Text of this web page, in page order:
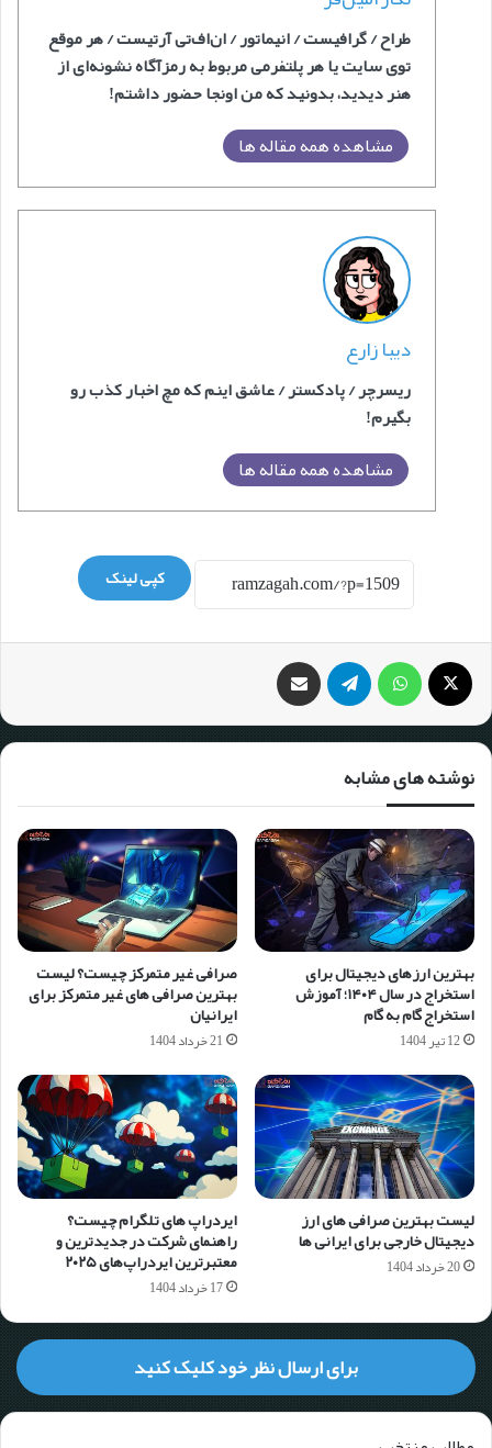
طراح / گرافیست / انیماتور / ان‌اف‌‎تی آرتیست / هر موقع
توی سایت یا هر پلتفرمی مربوط به رمزآگاه نشونه‌ای از
هنر دیدید، بدونید که من اونجا حضور داشتم!
مشاهده همه مقاله ها
دیبا زارع
ریسرچر / پادکستر / عاشق اینم که مچ اخبار کذب رو
بگیرم!
مشاهده همه مقاله ها
کپی لینک
نوشته های مشابه
بهترین ارزهای دیجیتال برای
استخراج در سال ۱۴۰۴؛ آموزش
استخراج گام به گام
12 تیر 1404
صرافی غیر متمرکز چیست؟ لیست
بهترین صرافی های غیر متمرکز برای
ایرانیان
21 خرداد 1404
لیست بهترین صرافی های ارز
دیجیتال خارجی برای ایرانی ها
20 خرداد 1404
ایردراپ های تلگرام چیست؟
راهنمای شرکت در جدیدترین و
معتبرترین ایردراپ‌های ۲۰۲۵
17 خرداد 1404
برای ارسال نظر خود کلیک کنید